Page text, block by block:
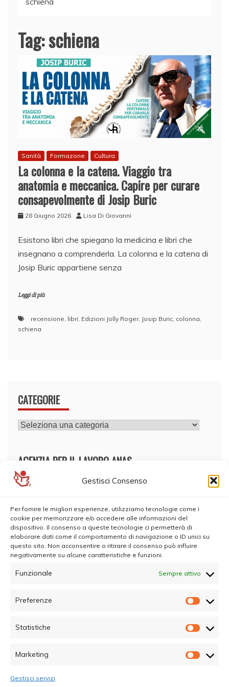
Gestisci Consenso
Per fornire le migliori esperienze, utilizziamo tecnologie come i
cookie per memorizzare e/o accedere alle informazioni del
dispositivo. Il consenso a queste tecnologie ci permetterà di
elaborare dati come il comportamento di navigazione o ID unici su
questo sito. Non acconsentire o ritirare il consenso può influire
negativamente su alcune caratteristiche e funzioni.
Funzionale Sempre attivo
Preferenze
Statistiche
Marketing
Gestisci servizi
Tag:schiena
Sanità Formazone Cultura
La colonna e la catena. Viaggio tra
anatomia e meccanica. Capire per curare
consapevolmente di Josip Buric
28 Giugno 2026 Lisa Di Giovanni
Esistono libri che spiegano la medicina e libri che
insegnano a comprenderla. La colonna e la catena di
Josip Buric appartiene senza
Leggi di più
recensione, libri, Edizioni Jolly Roger, Josip Buric, colonna,
schiena
CATEGORIE
CATEGORIE
AGENZIA PER IL LAVORO ANAS